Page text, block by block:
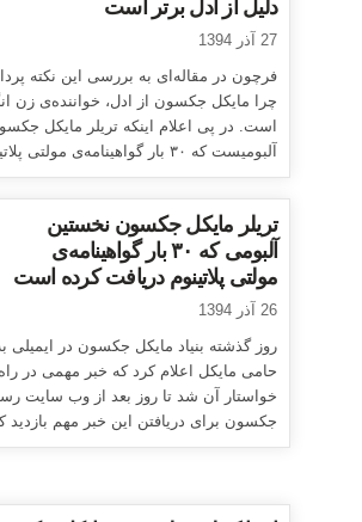
دلیل از ادل برتر است
27 آذر 1394
فرچون در مقاله‌ای به بررسی این نکته
چرا مایکل جکسون از ادل، خواننده‌ی زن
است. در پی اعلام اینکه تریلر مایکل
آلبومیست که ۳۰ بار گواهینامه‌ی مولتی پلاتینوم...
تریلر مایکل جکسون نخستین
آلبومی که ۳۰ بار گواهینامه‌ی
مولتی پلاتینوم دریافت کرده است
26 آذر 1394
روز گذشته بنیاد مایکل جکسون در ایمیلی
حامی مایکل اعلام کرد که خبر مهمی در
خواستار آن شد تا روز بعد از وب سایت
جکسون برای دریافتن این خبر مهم بازدید